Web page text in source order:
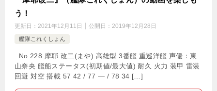
う！
更新日： 2021年12月11日 公開日： 2019年12月28日
艦隊これくしょん
No.228 摩耶 改二(まや) 高雄型 3番艦 重巡洋艦 声優：東
山奈央 艦船ステータス(初期値/最大値) 耐久 火力 装甲 雷装
回避 対空 搭載 57 42 / 77 — / 78 34 […]